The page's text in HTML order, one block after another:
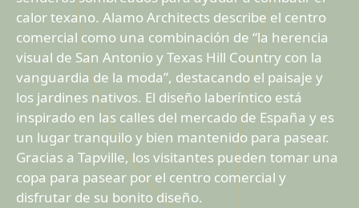
calor texano. Alamo Architects describe el centro
comercial como una combinación de “la herencia
visual de San Antonio y Texas Hill Country con la
vanguardia de la moda”, destacando el paisaje y
los jardines nativos. El diseño laberíntico está
inspirado en las calles del mercado de España y es
un lugar tranquilo y bien mantenido para pasear.
Gracias a Tapville, los visitantes pueden tomar una
copa para pasear por el centro comercial y
disfrutar de su bonito diseño.